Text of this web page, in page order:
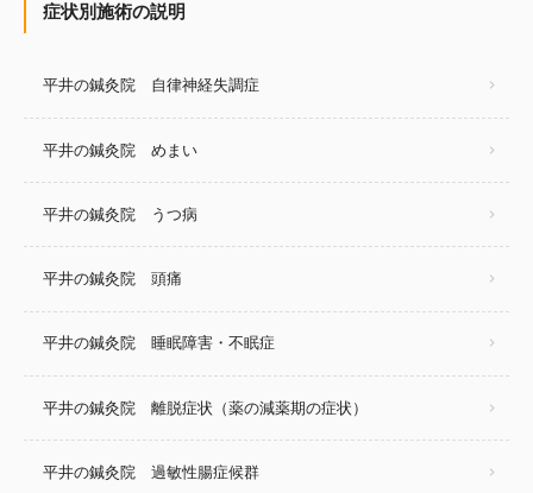
症状別施術の説明
平井の鍼灸院 自律神経失調症
平井の鍼灸院 めまい
平井の鍼灸院 うつ病
平井の鍼灸院 頭痛
平井の鍼灸院 睡眠障害・不眠症
平井の鍼灸院 離脱症状（薬の減薬期の症状）
平井の鍼灸院 過敏性腸症候群